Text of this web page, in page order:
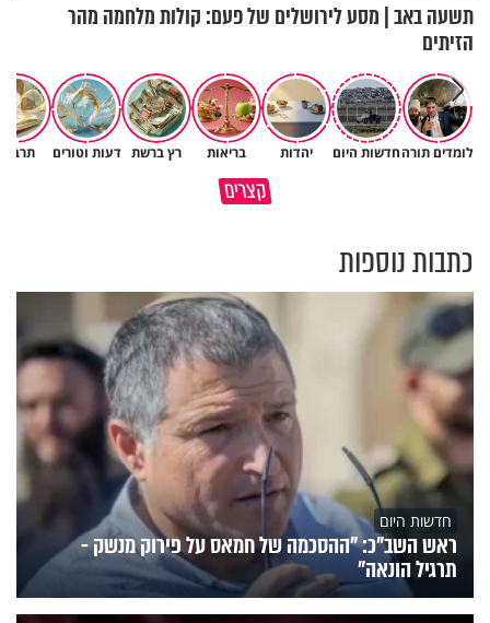
תשעה באב | מסע לירושלים של פעם: קולות מלחמה מהר
הזיתים
לומדים תורהחדשות היום יהדות בריאות רץ ברשת דעות וטורים
קצריםמדוע האמונה נמשלה למלח?
גם ׳הרע׳ זה הרחמים של בורא
כתבות נוספות
חדשות היום
ראש השב"כ: "ההסכמה של חמאס על פירוק מנשק -
תרגיל הונאה"